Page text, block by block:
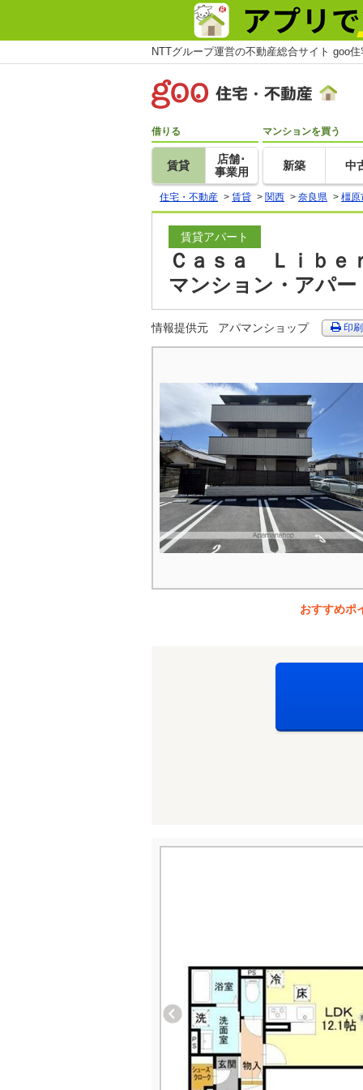
NTTグループ運営の不動産総合サイト goo
借りる
賃貸
店舗･
事業用
マンションを買う
新築 中
住宅・不動産 > 賃貸 > 関西 > 奈良県 > 橿原
賃貸アパート
Ｃａｓａ Ｌｉｂｅ
マンション・アパー
情報提供元 アパマンショップ 印
おすすめポ